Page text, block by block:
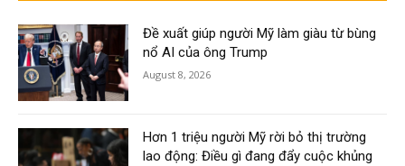
Đề xuất giúp người Mỹ làm giàu từ bùng
nổ AI của ông Trump
August 8, 2026
Hơn 1 triệu người Mỹ rời bỏ thị trường
lao động: Điều gì đang đẩy cuộc khủng